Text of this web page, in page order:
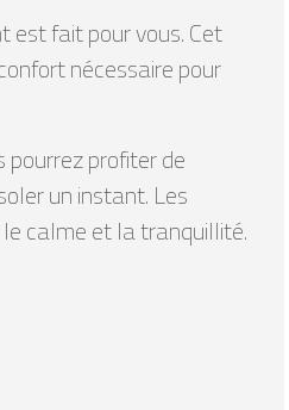
est fait pour vous. Cet
nécessaire pour
pourrez profiter de
un instant. Les
calme et la tranquillité.